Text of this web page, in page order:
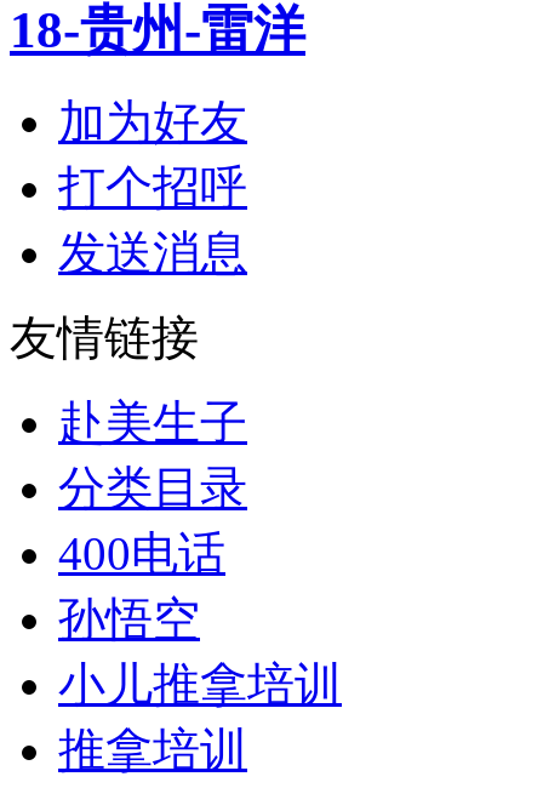
18-贵州-雷洋
加为好友
打个招呼
发送消息
友情链接
赴美生子
分类目录
400电话
孙悟空
小儿推拿培训
推拿培训